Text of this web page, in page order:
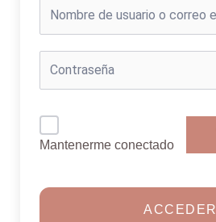
Mantenerme conectado
ACCEDER